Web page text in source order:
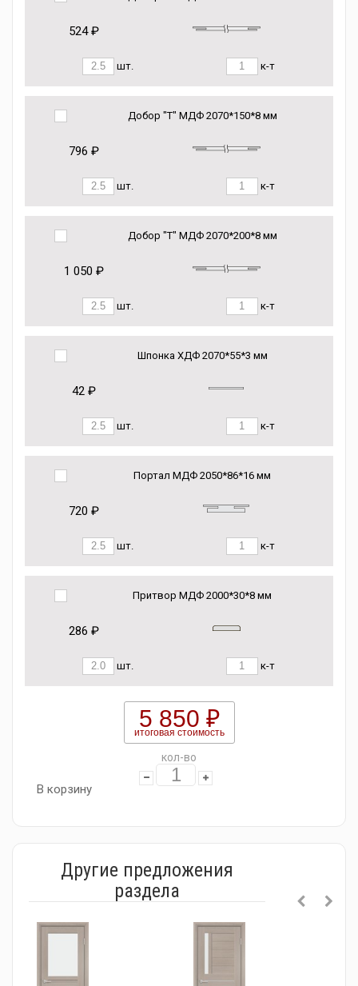
524 ₽
шт. к-т
Добор "Т" МДФ 2070*150*8 мм
796 ₽
шт. к-т
Добор "Т" МДФ 2070*200*8 мм
1 050 ₽
шт. к-т
Шпонка ХДФ 2070*55*3 мм
42 ₽
шт. к-т
Портал МДФ 2050*86*16 мм
720 ₽
шт. к-т
Притвор МДФ 2000*30*8 мм
286 ₽
шт. к-т
5 850 ₽
итоговая стоимость
кол-во
В корзину
Другие предложения
раздела